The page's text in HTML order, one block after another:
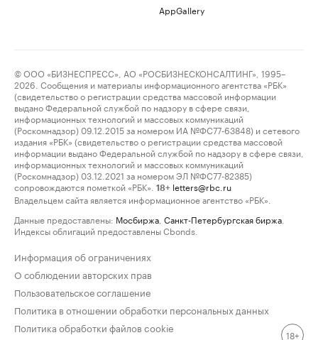
AppGallery
© ООО «БИЗНЕСПРЕСС», АО «РОСБИЗНЕСКОНСАЛТИНГ», 1995–
2026. Сообщения и материалы информационного агентства «РБК»
(свидетельство о регистрации средства массовой информации
выдано Федеральной службой по надзору в сфере связи,
информационных технологий и массовых коммуникаций
(Роскомнадзор) 09.12.2015 за номером ИА №ФС77-63848) и сетевого
издания «РБК» (свидетельство о регистрации средства массовой
информации выдано Федеральной службой по надзору в сфере связи,
информационных технологий и массовых коммуникаций
(Роскомнадзор) 03.12.2021 за номером ЭЛ №ФС77-82385)
сопровождаются пометкой «РБК».
18+ letters@rbc.ru
Владельцем сайта является информационное агентство «РБК».
Данные предоставлены: Мосбиржа Санкт-Петербургская биржа
Индексы облигаций предоставлены Cbonds.
Информация об ограничениях
О соблюдении авторских прав
Пользовательское соглашение
Политика в отношении обработки персональных данных
Политика обработки файлов cookie
18+